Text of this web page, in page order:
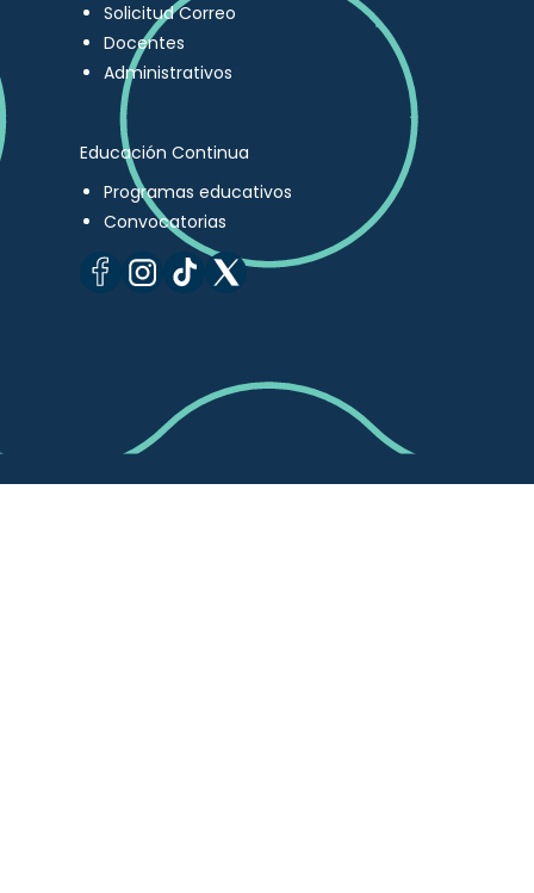
Solicitud Correo
Docentes
Administrativos
Educación Continua
Programas educativos
Convocatorias